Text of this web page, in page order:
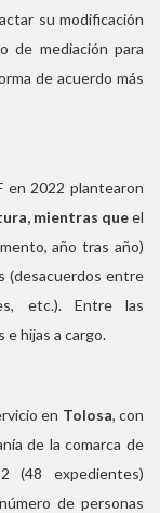
su modificación
de mediación para
de acuerdo más
en 2022 plantearon
mientras queel
año tras año)
(desacuerdos entre
etc.). Entre las
e hijas a cargo.
en Tolosa, con
de la comarca de
(48 expedientes)
de personas